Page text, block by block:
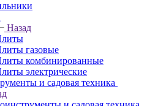
Назад
газовые
комбинированные
электрические
и садовая техника